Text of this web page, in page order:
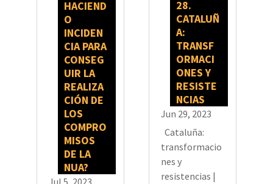
HACIEND
O
INCIDEN
CIA PARA
CONSEG
UIR LA
REALIZA
CIÓN DE
LOS
COMPRO
MISOS
DE LA
NUA?
28.
CATALUÑ
A:
TRANSF
ORMACI
ONES Y
RESISTE
NCIAS
Jun 29, 2023
Cataluña:
transformacio
nes y
resistencias |